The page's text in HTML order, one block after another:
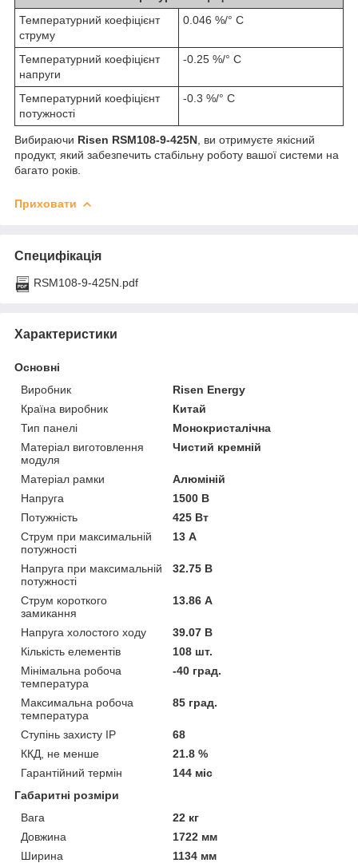
Температурний коефіцієнт
струму
0.046 %/° С
Температурний коефіцієнт
напруги
-0.25 %/° С
Температурний коефіцієнт
потужності
-0.3 %/° С
Вибираючи Risen RSM108-9-425N , ви отримуєте якісний
продукт, який забезпечить стабільну роботу вашої системи на
багато років.
Приховати
Специфікація
RSM108-9-425N.pdf
Характеристики
Основні
Виробник
Risen Energy
Країна виробник
Китай
Тип панелі
Монокристалічна
Матеріал виготовлення
модуля
Чистий кремній
Матеріал рамки
Алюміній
Напруга
1500 В
Потужність
425 Вт
Струм при максимальній
потужності
13 А
Напруга при максимальній
потужності
32.75 В
Струм короткого
замикання
13.86 А
Напруга холостого ходу
39.07 В
Кількість елементів
108 шт.
Мінімальна робоча
температура
-40 град.
Максимальна робоча
температура
85 град.
Ступінь захисту IP
68
ККД, не менше
21.8 %
Гарантійний термін
144 міс
Габаритні розміри
Вага
22 кг
Довжина
1722 мм
Ширина
1134 мм